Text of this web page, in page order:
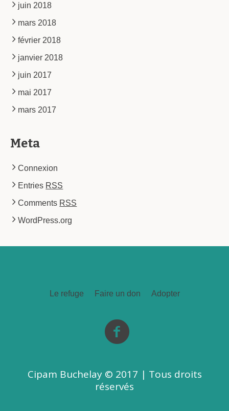
juin 2018
mars 2018
février 2018
janvier 2018
juin 2017
mai 2017
mars 2017
Meta
Connexion
Entries RSS
Comments RSS
WordPress.org
Le refuge Faire un don Adopter
Cipam Buchelay © 2017 | Tous droits
réservés